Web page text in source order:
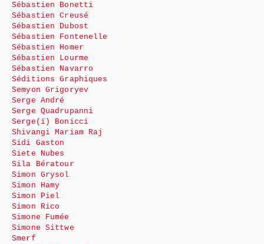
Sébastien Bonetti
Sébastien Creusé
Sébastien Dubost
Sébastien Fontenelle
Sébastien Homer
Sébastien Lourme
Sébastien Navarro
Séditions Graphiques
Semyon Grigoryev
Serge André
Serge Quadrupanni
Serge(ï) Bonicci
Shivangi Mariam Raj
Sidi Gaston
Siete Nubes
Sila Bératour
Simon Grysol
Simon Hamy
Simon Piel
Simon Rico
Simone Fumée
Simone Sittwe
Smerf